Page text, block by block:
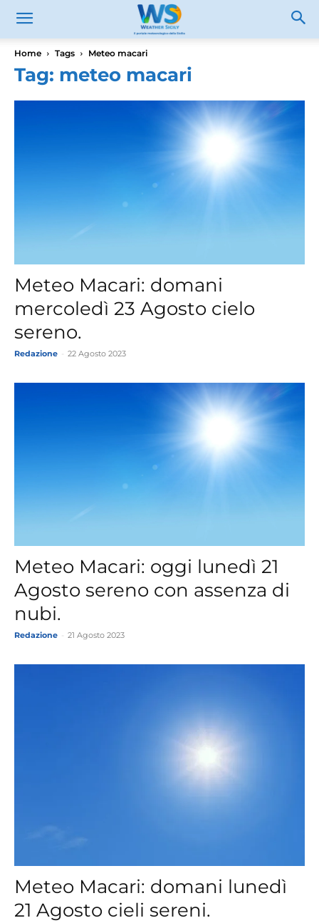
Home Tags Meteo macari
Tag: meteo macari
Meteo Macari: domani
mercoledì 23 Agosto cielo
sereno.
Redazione 22 Agosto 2023
Meteo Macari: oggi lunedì 21
Agosto sereno con assenza di
nubi.
Redazione 21 Agosto 2023
Meteo Macari: domani lunedì
21 Agosto cieli sereni.